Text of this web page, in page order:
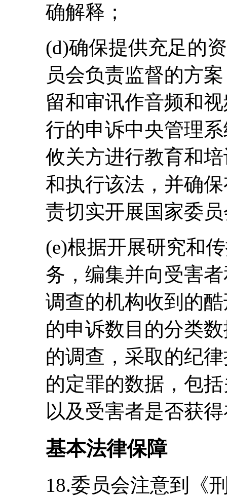
确解释；
(d)确保提供充足的
员会负责监督的方
留和审讯作音频和
行的申诉中央管理
攸关方进行教育和
和执行该法，并确
责切实开展国家委
(e)根据开展研究和
务，编集并向受害
调查的机构收到的
的申诉数目的分类
的调查，采取的纪
的定罪的数据，包
以及受害者是否获
基本法律保障
18.委员会注意到《